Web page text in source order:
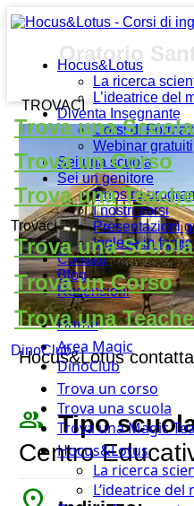
Hocus&Lotus
La ricerca
L’ideatrice del
Diventa Insegnante
Corsi di
Webinar gratuiti
Sei una scuola
Sei un genitore
Il nostro
I nostri corsi
Presentazioni
Inglese in
Contatti
Blog
Recensioni
Home
Area Magic
DinoClub
Trova un corso
Trova una scuola
Trova una Magic
Hocus&Lotus
La ricerca
L’ideatrice
TROVACI
Trova una Scuola
Trova un Corso
Trova una
Trovaci
Trova una Scuola
Trova un Corso
Trova una
DinoClub
Oratorio
Hocus&Lotus
people_outline Tipo
Centro